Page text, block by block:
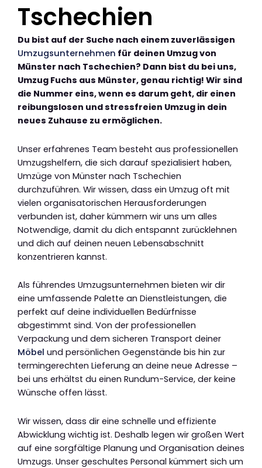
Tschechien
Du bist auf der Suche nach einem zuverlässigen
Umzugsunternehmen für deinen Umzug von
Münster nach Tschechien? Dann bist du bei uns,
Umzug Fuchs aus Münster, genau richtig! Wir sind
die Nummer eins, wenn es darum geht, dir einen
reibungslosen und stressfreien Umzug in dein
neues Zuhause zu ermöglichen.
Unser erfahrenes Team besteht aus professionellen
Umzugshelfern, die sich darauf spezialisiert haben,
Umzüge von Münster nach Tschechien
durchzuführen. Wir wissen, dass ein Umzug oft mit
vielen organisatorischen Herausforderungen
verbunden ist, daher kümmern wir uns um alles
Notwendige, damit du dich entspannt zurücklehnen
und dich auf deinen neuen Lebensabschnitt
konzentrieren kannst.
Als führendes Umzugsunternehmen bieten wir dir
eine umfassende Palette an Dienstleistungen, die
perfekt auf deine individuellen Bedürfnisse
abgestimmt sind. Von der professionellen
Verpackung und dem sicheren Transport deiner
Möbel und persönlichen Gegenstände bis hin zur
termingerechten Lieferung an deine neue Adresse –
bei uns erhältst du einen Rundum-Service, der keine
Wünsche offen lässt.
Wir wissen, dass dir eine schnelle und effiziente
Abwicklung wichtig ist. Deshalb legen wir großen Wert
auf eine sorgfältige Planung und Organisation deines
Umzugs. Unser geschultes Personal kümmert sich um